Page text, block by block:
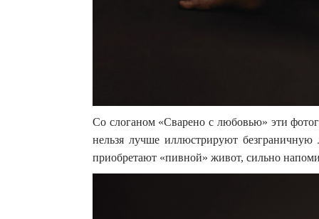
Со слоганом «Сварено с любовью» эти
нельзя лучше иллюстрируют
приобретают «пивной» живот, сильно